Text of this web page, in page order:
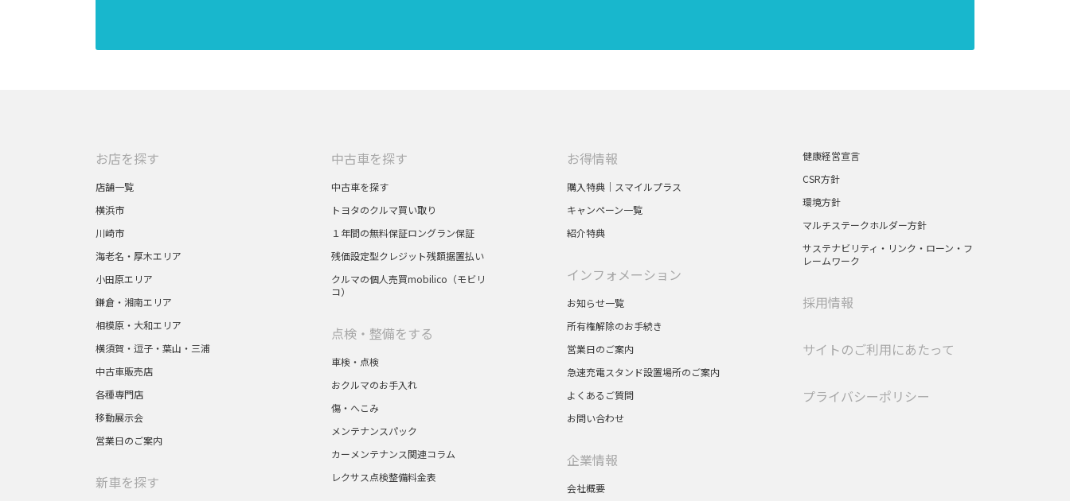
お店を探す
店舗一覧
横浜市
川崎市
海老名・厚木エリア
小田原エリア
鎌倉・湘南エリア
相模原・大和エリア
横須賀・逗子・葉山・三浦
中古車販売店
各種専門店
移動展示会
営業日のご案内
新車を探す
中古車を探す
中古車を探す
トヨタのクルマ買い取り
１年間の無料保証ロングラン保証
残価設定型クレジット残額据置払い
クルマの個人売買mobilico（モビリ
コ）
点検・整備をする
車検・点検
おクルマのお手入れ
傷・へこみ
メンテナンスパック
カーメンテナンス関連コラム
レクサス点検整備料金表
お得情報
購入特典｜スマイルプラス
キャンペーン一覧
紹介特典
インフォメーション
お知らせ一覧
所有権解除のお手続き
営業日のご案内
急速充電スタンド設置場所のご案内
よくあるご質問
お問い合わせ
企業情報
会社概要
健康経営宣言
CSR方針
環境方針
マルチステークホルダー方針
サステナビリティ・リンク・ローン・フ
レームワーク
採用情報
サイトのご利用にあたって
プライバシーポリシー